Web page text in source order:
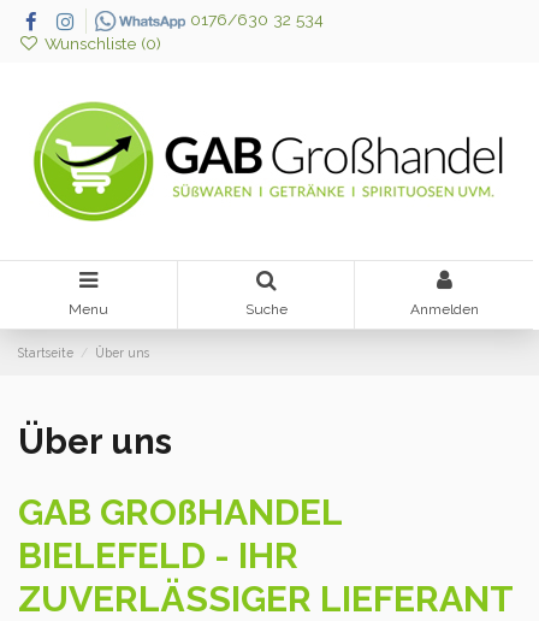
0176/630 32 534
Wunschliste (0)
Menu Suche Anmelden
Startseite Über uns
Über uns
GAB GROßHANDEL
BIELEFELD - IHR
ZUVERLÄSSIGER LIEFERANT